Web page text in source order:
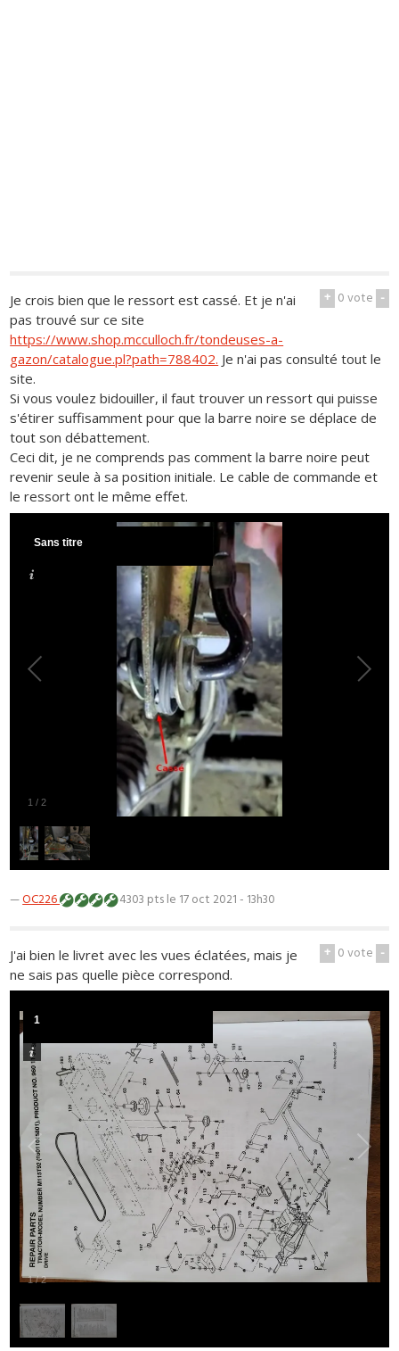
+ 0vote -
Je crois bien que le ressort est cassé. Et je n'ai
pas trouvé sur ce site
https://www.shop.mcculloch.fr/tondeuses-a-
gazon/catalogue.pl?path=788402. Je n'ai pas consulté tout le
site.
Si vous voulez bidouiller, il faut trouver un ressort qui puisse
s'étirer suffisamment pour que la barre noire se déplace de
tout son débattement.
Ceci dit, je ne comprends pas comment la barre noire peut
revenir seule à sa position initiale. Le cable de commande et
le ressort ont le même effet.
1 /2
Sans titre
—OC226 4303 ptsle 17 oct 2021 - 13h30
+ 0vote -
J'ai bien le livret avec les vues éclatées, mais je
ne sais pas quelle pièce correspond.
1/2
1